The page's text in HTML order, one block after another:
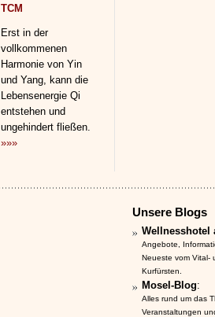
TCM
Erst in der
vollkommenen
Harmonie von Yin
und Yang, kann die
Lebensenergie Qi
entstehen und
ungehindert fließen.
»»»
Unsere Blogs
Wellnesshotel
Angebote,
Neueste vom Vital-
Kurfürsten.
Mosel-Blog:
Alles rund um das
Veranstaltungen